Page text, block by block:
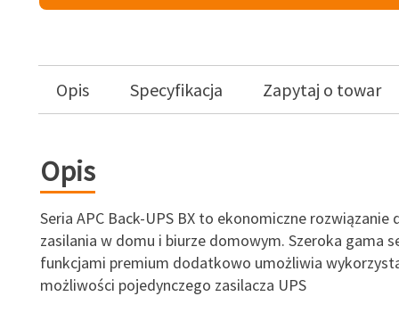
Opis Specyfikacja Zapytaj o towar
Opis
Seria APC Back-UPS BX to ekonomiczne rozwiązanie
zasilania w domu i biurze domowym. Szeroka gama
funkcjami premium dodatkowo umożliwia
możliwości pojedynczego zasilacza UPS